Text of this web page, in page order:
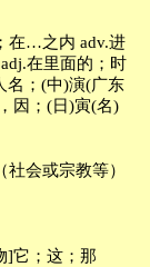
在…之内 adv.进
在里面的；时
名；(中)演(广东
因；(日)寅(名)
会或宗教等）
]它；这；那